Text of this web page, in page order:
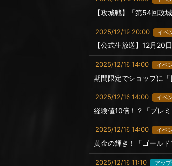
【攻城戦】「第54回攻
2025/12/19 20:00 イベ
【公式生放送】12月20
2025/12/16 14:00 イベ
期間限定でショップに
2025/12/16 14:00 イベ
経験値10倍！？「プレ
2025/12/16 14:00 イベ
黄金の輝き！「ゴールド
2025/12/16 11:10 アップ